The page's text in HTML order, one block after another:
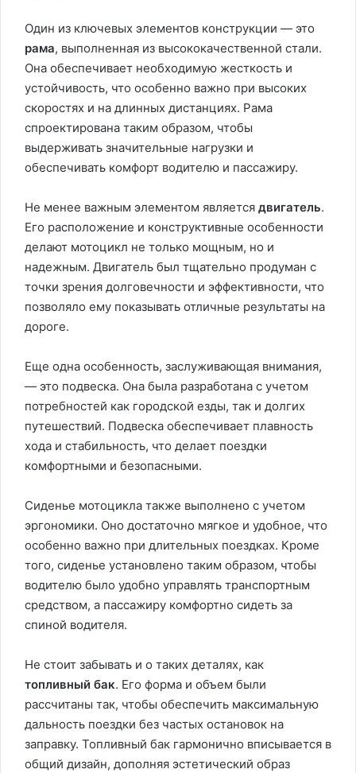
Один из ключевых элементов конструкции — это
рама, выполненная из высококачественной стали.
Она обеспечивает необходимую жесткость и
устойчивость, что особенно важно при высоких
скоростях и на длинных дистанциях. Рама
спроектирована таким образом, чтобы
выдерживать значительные нагрузки и
обеспечивать комфорт водителю и пассажиру.
Не менее важным элементом является двигатель.
Его расположение и конструктивные особенности
делают мотоцикл не только мощным, но и
надежным. Двигатель был тщательно продуман с
точки зрения долговечности и эффективности, что
позволяло ему показывать отличные результаты на
дороге.
Еще одна особенность, заслуживающая внимания,
— это подвеска. Она была разработана с учетом
потребностей как городской езды, так и долгих
путешествий. Подвеска обеспечивает плавность
хода и стабильность, что делает поездки
комфортными и безопасными.
Сиденье мотоцикла также выполнено с учетом
эргономики. Оно достаточно мягкое и удобное, что
особенно важно при длительных поездках. Кроме
того, сиденье установлено таким образом, чтобы
водителю было удобно управлять транспортным
средством, а пассажиру комфортно сидеть за
спиной водителя.
Не стоит забывать и о таких деталях, как
топливный бак. Его форма и объем были
рассчитаны так, чтобы обеспечить максимальную
дальность поездки без частых остановок на
заправку. Топливный бак гармонично вписывается в
общий дизайн, дополняя эстетический образ